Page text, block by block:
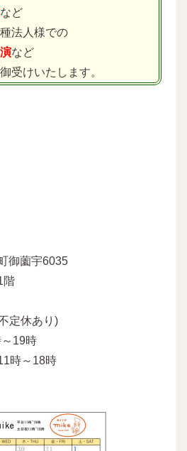
など
法人様での
など
受けいたします。
御薗宇6035
階
定休あり)
19時
～18時